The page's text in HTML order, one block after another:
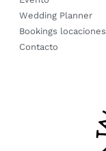
Wedding Planner
Bookings locaciones
Contacto